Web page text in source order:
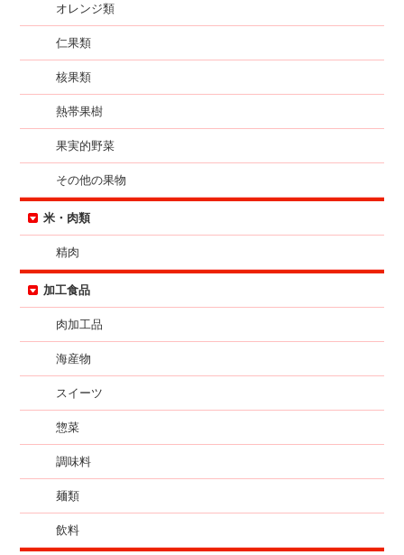
オレンジ類
仁果類
核果類
熱帯果樹
果実的野菜
その他の果物
米・肉類
精肉
加工食品
肉加工品
海産物
スイーツ
惣菜
調味料
麺類
飲料